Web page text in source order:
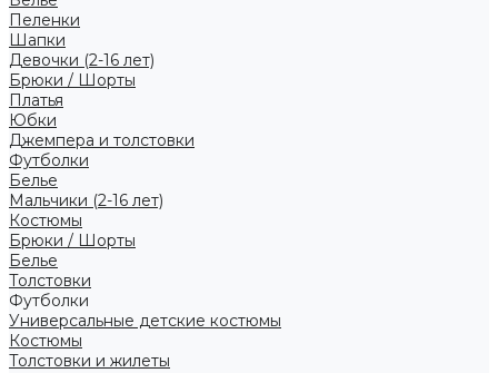
Пеленки
Шапки
Девочки (2-16 лет)
Брюки / Шорты
Платья
Юбки
Джемпера и толстовки
Футболки
Белье
Мальчики (2-16 лет)
Костюмы
Брюки / Шорты
Белье
Толстовки
Футболки
Универсальные детские костюмы
Костюмы
Толстовки и жилеты